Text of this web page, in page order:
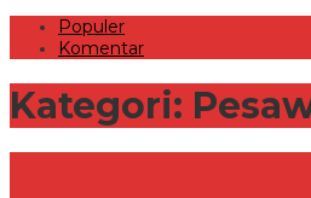
Populer
Komentar
Kategori: